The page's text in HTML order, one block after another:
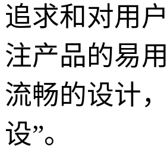
追求和对用
注产品的易
流畅的设计
设”。